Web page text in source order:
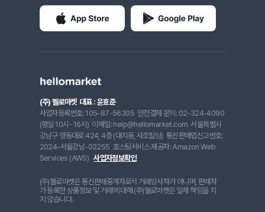
(주) 헬로마켓 대표 : 윤효준
사업자등록번호: 105-87-56305 안전결제 문의: 02-324-4090
(평일 10시~16시) 이메일: help@hellomarket.com 서울특별시
강남구 영동대로 424, 4층 (대치동, 사조빌딩) 통신판매업신고번호:
2024-서울강남-02255 호스팅서비스 제공자: Amazon Web
Services (AWS) 사업자정보확인
(주)헬로마켓은 통신판매중개자로서 거래당사자가 아니며, 판매자
가 등록한 상품정보 및 거래에 대해 (주)헬로마켓은 일체 책임을 지
지 않습니다.